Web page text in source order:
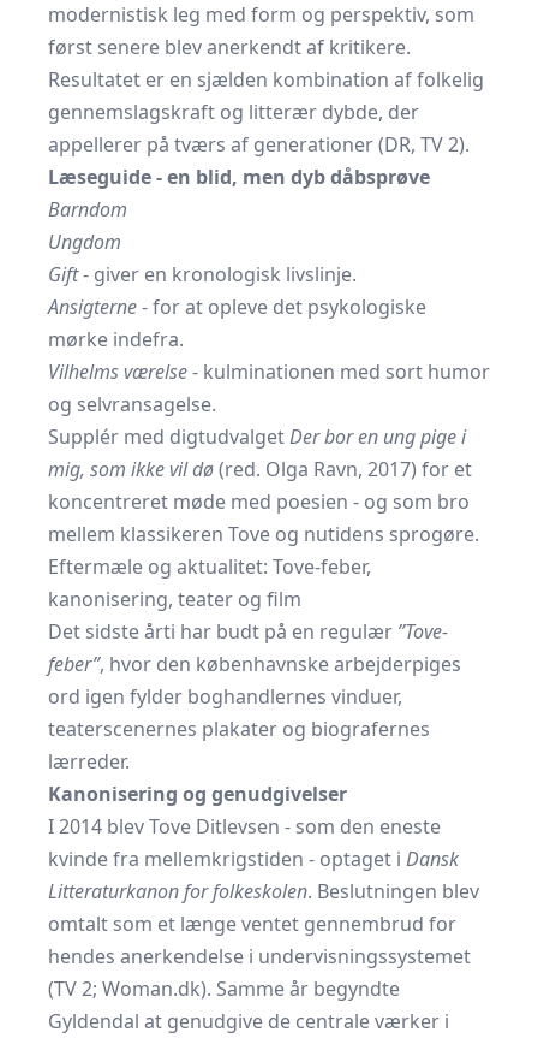
modernistisk leg med form og perspektiv, som
først senere blev anerkendt af kritikere.
Resultatet er en sjælden kombination af folkelig
gennemslagskraft og litterær dybde, der
appellerer på tværs af generationer (DR, TV 2).
Læseguide - en blid, men dyb dåbsprøve
Barndom
Ungdom
Gift- giver en kronologisk livslinje.
Ansigterne- for at opleve det psykologiske
mørke indefra.
Vilhelms værelse- kulminationen med sort humor
og selvransagelse.
Supplér med digtudvalgetDer bor en ung pige i
mig, som ikke vil dø(red. Olga Ravn, 2017) for et
koncentreret møde med poesien - og som bro
mellem klassikeren Tove og nutidens sprogøre.
Eftermæle og aktualitet: Tove-feber,
kanonisering, teater og film
Det sidste årti har budt på en regulær ”Tove-
feber”, hvor den københavnske arbejderpiges
ord igen fylder boghandlernes vinduer,
teaterscenernes plakater og biografernes
lærreder.
Kanonisering og genudgivelser
I 2014 blev Tove Ditlevsen - som den eneste
kvinde fra mellemkrigstiden - optaget i Dansk
Litteraturkanon for folkeskolen. Beslutningen blev
omtalt som et længe ventet gennembrud for
hendes anerkendelse i undervisningssystemet
(TV 2; Woman.dk). Samme år begyndte
Gyldendal at genudgive de centrale værker i